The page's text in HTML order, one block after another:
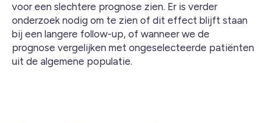
voor een slechtere prognose zien. Er is verder
onderzoek nodig om te zien of dit effect blijft staan
bij een langere follow-up, of wanneer we de
prognose vergelijken met ongeselecteerde patiënten
uit de algemene populatie.